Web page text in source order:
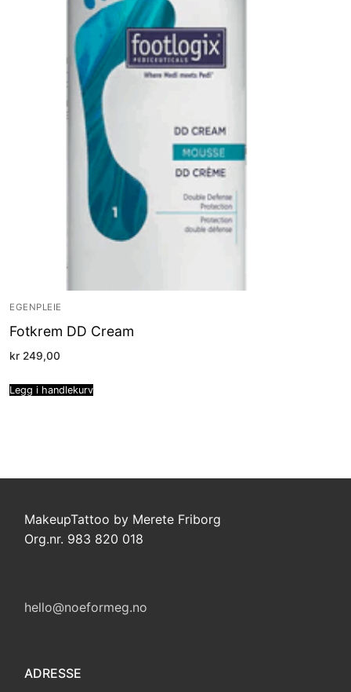
EGENPLEIE
Fotkrem DD Cream
kr 249,00
Legg i handlekurv
MakeupTattoo by Merete Friborg
Org.nr. 983 820 018
hello@noeformeg.no
ADRESSE